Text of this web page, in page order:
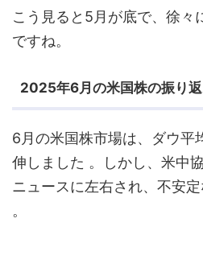
こう見ると5月が底で、徐々
ですね。
2025年6月の米国株の振り返
6月の米国株市場は、ダウ平
伸しました 。しかし、米中
ニュースに左右され、不安
。